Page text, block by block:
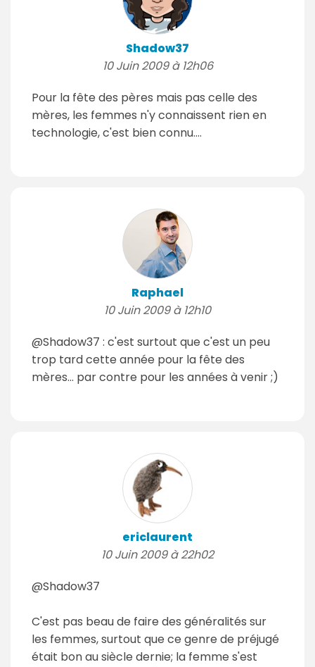
Shadow37
10 Juin 2009 à 12h06
Pour la fête des pères mais pas celle des
mères, les femmes n'y connaissent rien en
technologie, c'est bien connu....
Raphael
10 Juin 2009 à 12h10
@Shadow37 : c'est surtout que c'est un peu
trop tard cette année pour la fête des
mères... par contre pour les années à venir ;)
ericlaurent
10 Juin 2009 à 22h02
@Shadow37
C'est pas beau de faire des généralités sur
les femmes, surtout que ce genre de préjugé
était bon au siècle dernie; la femme s'est